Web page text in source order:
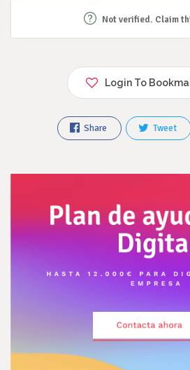
Not verified. Claim
Login To
Share Tweet